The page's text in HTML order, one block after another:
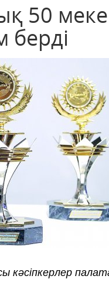
50
берді
кәсіпкерлер